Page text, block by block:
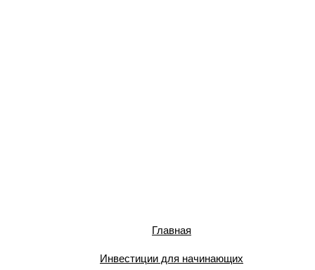
Главная
Инвестиции для начинающих